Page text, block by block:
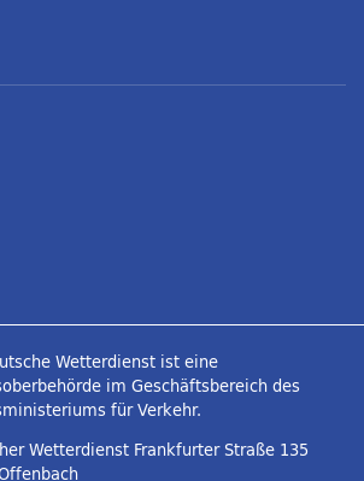
Wetterdienst ist eine
im Geschäftsbereich des
für Verkehr.
Wetterdienst Frankfurter Straße 135